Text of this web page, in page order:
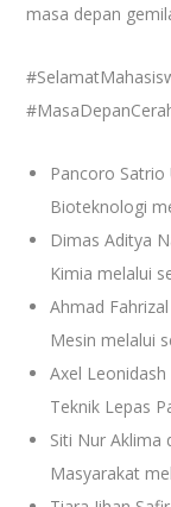
masa depan
Pancoro Satrio
Bioteknologi
Dimas Aditya
Kimia melalui
Ahmad
Mesin melalui
Axel
Teknik Lepas
Siti Nur Aklima
Masyarakat